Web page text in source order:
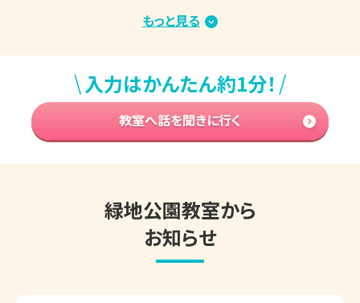
教室内は涼しく、集中して学習できる環境を整えており、生
格・成績アップに向けてがんばっている方が多くいらっしゃる
と思います。
もし、学習を進める中で「今の勉強方法でいいのかな？」「取
り組む内容は合っている？」「もっと効率のいい勉強方法はな
▼今の時期、よくいただくご相談内容
もっと見る
\入力はかんたん約1分！ /
教室へ話を聞きに行く
緑地公園教室から
お知らせ